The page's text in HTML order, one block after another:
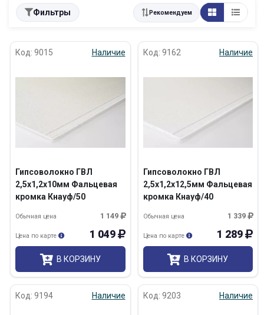
Фильтры Рекомендуем
Код: 9015 Наличие
Гипсоволокно ГВЛ
2,5х1,2х10мм Фальцевая
кромка Кнауф/50
1 149
Обычная цена
1 049
Цена по карте
В КОРЗИНУ
Код: 9162 Наличие
Гипсоволокно ГВЛ
2,5х1,2х12,5мм Фальцевая
кромка Кнауф/40
1 339
Обычная цена
1 289
Цена по карте
В КОРЗИНУ
Код: 9194 Наличие Код: 9203 Наличие